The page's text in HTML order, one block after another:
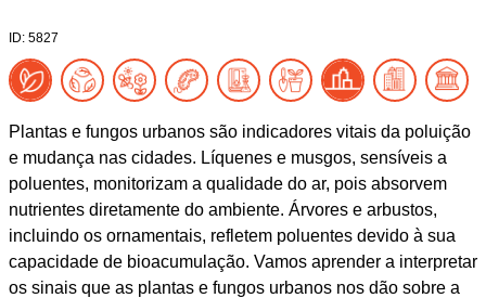
ID: 5827
Plantas e fungos urbanos são indicadores vitais da poluição
e mudança nas cidades. Líquenes e musgos, sensíveis a
poluentes, monitorizam a qualidade do ar, pois absorvem
nutrientes diretamente do ambiente. Árvores e arbustos,
incluindo os ornamentais, refletem poluentes devido à sua
capacidade de bioacumulação. Vamos aprender a interpretar
os sinais que as plantas e fungos urbanos nos dão sobre a